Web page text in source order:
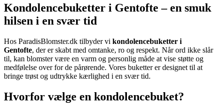
Kondolencebuketter i Gentofte – en smuk
hilsen i en svær tid
Hos ParadisBlomster.dk tilbyder vi kondolencebuketter i
Gentofte, der er skabt med omtanke, ro og respekt. Når ord ikke slår
til, kan blomster være en varm og personlig måde at vise støtte og
medfølelse over for de pårørende. Vores buketter er designet til at
bringe trøst og udtrykke kærlighed i en svær tid.
Hvorfor vælge en kondolencebuket?